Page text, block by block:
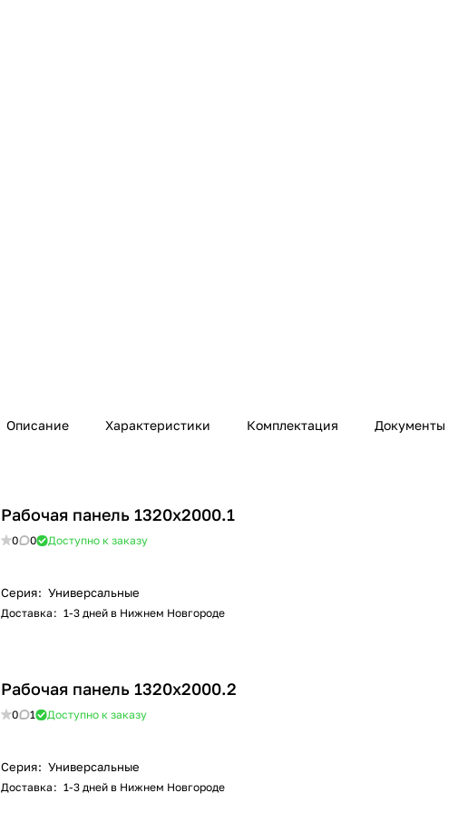
Описание Характеристики Комплектация Документы
Рабочая панель 1320х2000.1
0 0 Доступно к заказу
Серия: Универсальные
Доставка : 1-3 дней в Нижнем Новгороде
Рабочая панель 1320х2000.2
0 1 Доступно к заказу
Серия: Универсальные
Доставка : 1-3 дней в Нижнем Новгороде